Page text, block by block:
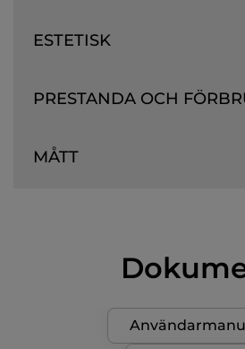
ESTETISK
PRESTANDA OCH
MÅTT